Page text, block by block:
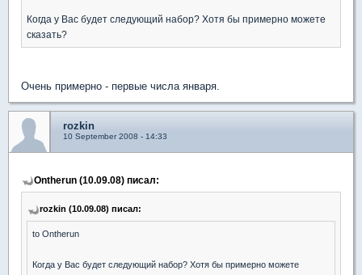
Когда у Вас будет следующий набор? Хотя бы примерно можете
сказать?
Очень примерно - первые числа января.
rozkin
10 September 2008 - 14:33
Ontherun (10.09.08) писал:
rozkin (10.09.08) писал:
to Ontherun
Когда у Вас будет следующий набор? Хотя бы примерно можете